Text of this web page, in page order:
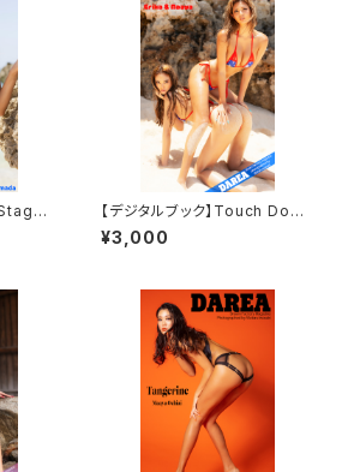
Stage
Mag
【デジタルブック】Touch Down
DAREA Dream Factory Mag
azine
¥3,000